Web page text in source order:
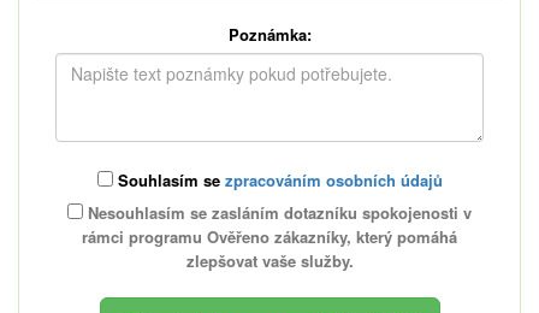
Poznámka:
Souhlasím se zpracováním osobních údajů
Nesouhlasím se zasláním dotazníku spokojenosti v
rámci programu Ověřeno zákazníky, který pomáhá
zlepšovat vaše služby.